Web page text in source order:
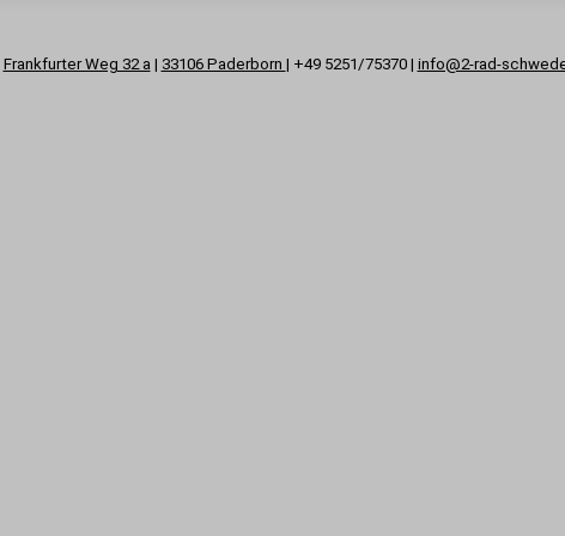
Frankfurter Weg 32 a | 33106 Paderborn | +49 5251/75370 | info@2-rad-